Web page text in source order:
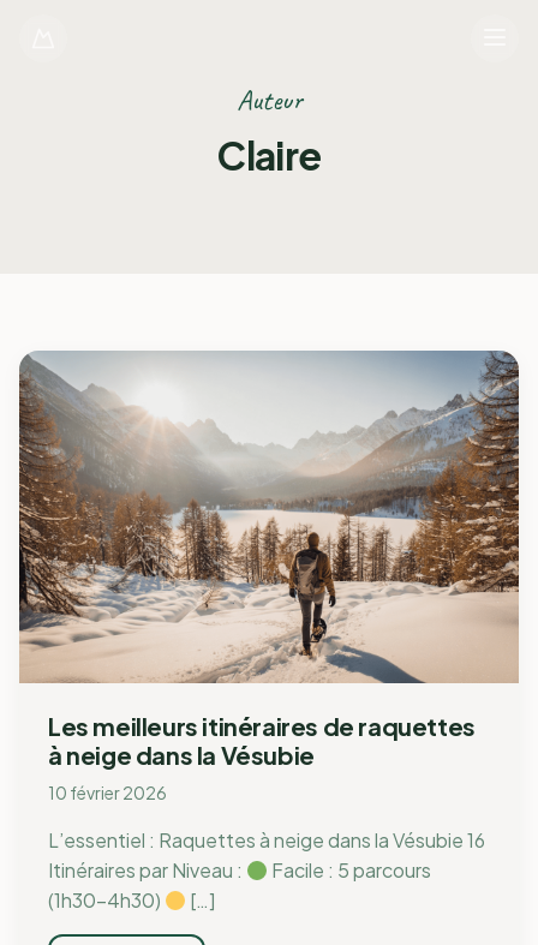
Blog
Auteur
Claire
Les meilleurs itinéraires de raquettes
à neige dans la Vésubie
10 février 2026
L’essentiel : Raquettes à neige dans la Vésubie 16
Itinéraires par Niveau :
Facile : 5 parcours
(1h30-4h30)
[…]